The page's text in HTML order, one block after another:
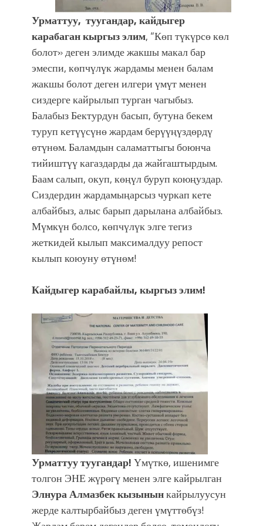
Урматтуу, туугандар, кайдыгер
карабаган кыргыз элим, “Көп түкүрсө көл
болот» деген элимде жакшы макал бар
эмеспи, көпчүлүк жардамы менен балам
жакшы болот деген илгери үмүт менен
сиздерге кайрылып турган чагыбыз.
Балабыз Бектурдун басып, бутуна бекем
туруп кетүүсүнө жардам берүүңүздөрдү
өтүнөм. Баламдын саламаттыгы боюнча
тийиштүү кагаздарды да жайгаштырдым.
Баам салып, окуп, көңүл буруп коюңуздар.
Сиздердин жардамыңарсыз чуркап кете
албайбыз, алыс барып дарылана албайбыз.
Мүмкүн болсо, көпчүлүк элге тегиз
жеткидей кылып максималдуу репост
кылып коюуну өтүнөм!
Кайдыгер карабайлы, кыргыз элим!
Урматтуу туугандар!Үмүткө, ишенимге
толгон ЭНЕ жүрөгү менен элге кайрылган
Элнура Алмазбек кызынынкайрылуусун
жерде калтырбайбыз деген үмүттөбүз!